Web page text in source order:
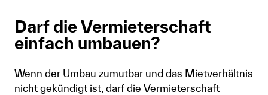
Darf die Vermieterschaft
einfach umbauen?
Wenn der Umbau zumutbar und das Mietverhältnis
nicht gekündigt ist, darf die Vermieterschaft